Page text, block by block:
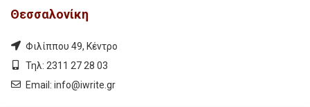
Θεσσαλονίκη
Φιλίππου 49, Κέντρο
Τηλ: 2311 27 28 03
Εmail: info@iwrite.gr